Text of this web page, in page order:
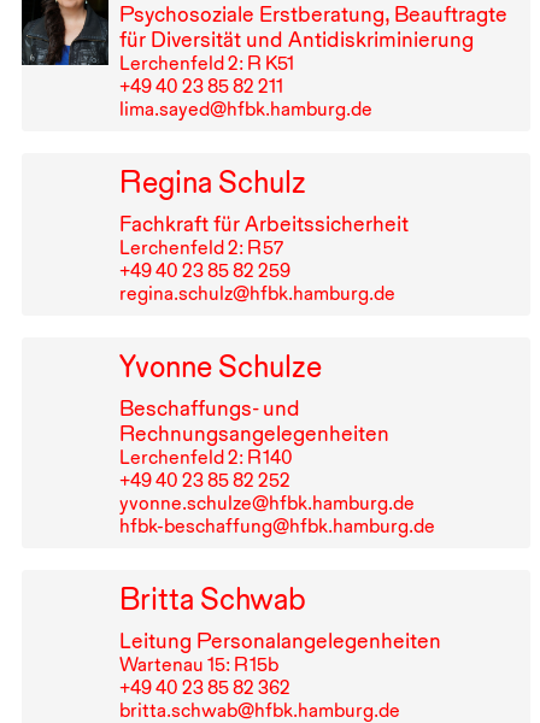
Psychosoziale Erstberatung, Beauftragte
für Diversität und Antidiskriminierung
Lerchenfeld 2: R K51
+49⁠ ⁠40⁠ ⁠23⁠ ⁠85⁠ ⁠82⁠ ⁠211
lima.sayed@hfbk.hamburg.de
Regina Schulz
Fachkraft für Arbeitssicherheit
Lerchenfeld 2: R⁠ ⁠57
+49⁠ ⁠40⁠ ⁠23⁠ ⁠85⁠ ⁠82⁠ ⁠259
regina.schulz@hfbk.hamburg.de
Yvonne Schulze
Beschaffungs- und
Rechnungsangelegenheiten
Lerchenfeld 2: R⁠ ⁠140
+49⁠ ⁠40⁠ ⁠23⁠ ⁠85⁠ ⁠82⁠ ⁠252
yvonne.schulze@hfbk.hamburg.de
hfbk-beschaffung@hfbk.hamburg.de
Britta Schwab
Leitung Personalangelegenheiten
Wartenau 15: R⁠ ⁠15b
+49⁠ ⁠40⁠ ⁠23⁠ ⁠85⁠ ⁠82⁠ ⁠362
britta.schwab@hfbk.hamburg.de